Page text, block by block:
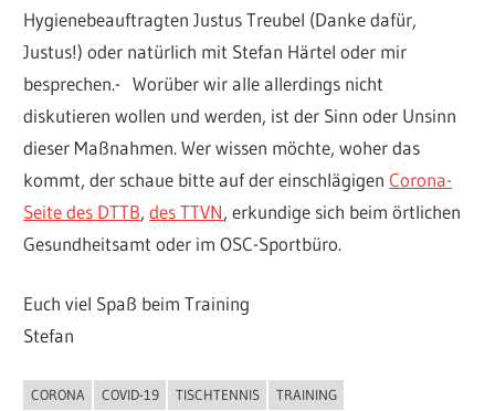
Hygienebeauftragten Justus Treubel (Danke dafür,
Justus!) oder natürlich mit Stefan Härtel oder mir
besprechen.- Worüber wir alle allerdings nicht
diskutieren wollen und werden, ist der Sinn oder Unsinn
dieser Maßnahmen. Wer wissen möchte, woher das
kommt, der schaue bitte auf der einschlägigenCorona-
Seite des DTTB,des TTVN, erkundige sich beim örtlichen
Gesundheitsamt oder im OSC-Sportbüro.
Euch viel Spaß beim Training
Stefan
ALLGEMEIN
CORONA COVID-19 TISCHTENNIS TRAINING